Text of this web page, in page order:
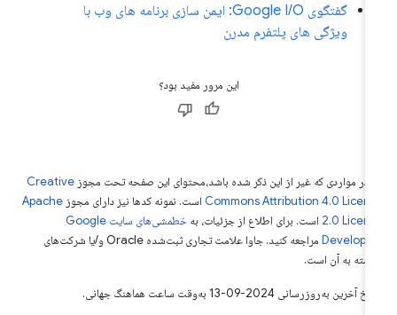
گفتگوی Google I/O: ایمن سازی برنامه های وب با
ویژگی های پلتفرم مدرن
این مرور مفید بود؟
در مواردی که غیر از این ذکر شده باشد،‌محتوای این صفحه تحت مجوزCreative
Commons Attribution 4.0است. نمونه کدها نیز دارای مجوزApache
2.0است. برای اطلاع از جزئیات، به
خطمشی‌های سایت Google
مراجعه کنید. جاوا علامت تجاری ثبت‌شده Oracle و/یا شرکت‌های
به آن است.
آخرین به‌روزرسانی 2024-09-13 به‌وقت ساعت هماهنگ جهانی.